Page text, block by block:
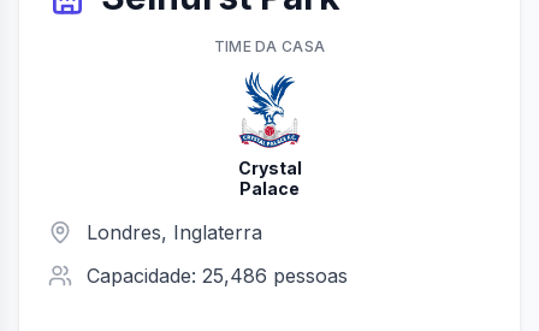
Londres, Inglaterra
Capacidade: 25,486 pessoas
TIMEDA CASA
Crystal
Palace